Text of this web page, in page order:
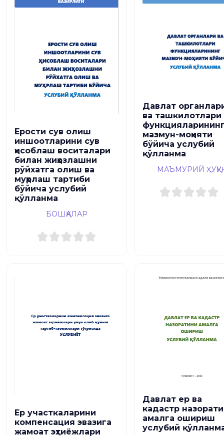
Ерости сув олиш
иншоотларини сув
ҳисоблаш воситалари
билан жиҳозлашни
рўйхатга олиш ва
муҳрлаш тартиби
бўйича услубий
қўлланма
БОШҚАЛАР
Давлат
ва ташкилотлари
мазмун-моҳияти
бўйича услубий
қўлланма
МАЪМУРИЙ ҲУҚУҚ
Ер участкаларини
компенсация эвазига
жамоат эҳтиёжлари
Давлат ер ва
кадастр
амалга ошириш
услубий